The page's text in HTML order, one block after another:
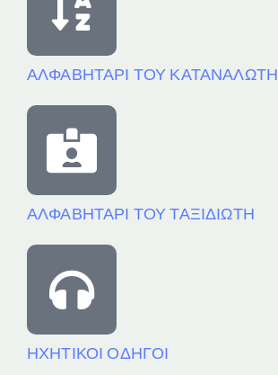
ΑΛΦΑΒΗΤΑΡΙ ΤΟΥ ΚΑΤΑΝΑΛΩΤΗ
ΑΛΦΑΒΗΤΑΡΙ ΤΟΥ ΤΑΞΙΔΙΩΤΗ
ΗΧΗΤΙΚΟΙ ΟΔΗΓΟΙ